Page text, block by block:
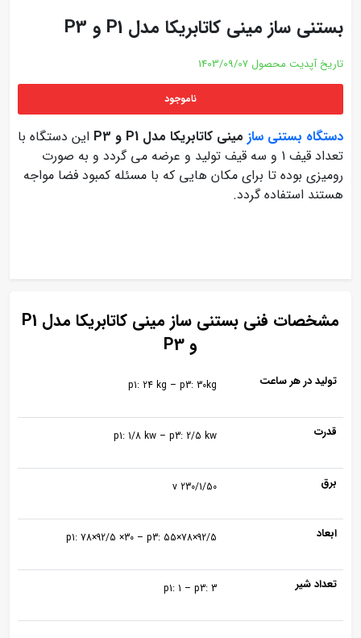
بستنی ساز مینی کاتابریکا مدل P1 و P3
تاریخ آپدیت محصول 1403/09/07
ناموجود
دستگاه بستنی ساز مینی کاتابریکا مدل P1 و P3
این دستگاه با
تعداد قیف 1 و سه قیف تولید و عرضه می گردد و به صورت
رومیزی بوده تا برای مکان هایی که با مسئله کمبود فضا مواجه
هستند استفاده گردد.
مشخصات فنی بستنی ساز مینی کاتابریکا مدل P1
و P3
تولید در هر ساعت p1: 24 kg – p3: 30kg
قدرت p1: 1/8 kw – p3: 2/5 kw
برق 230/1/50 v
ابعاد p1: 78×92/5 ×30 – p3: 55×78×92/5
تعداد شیر p1: 1 – p3: 3